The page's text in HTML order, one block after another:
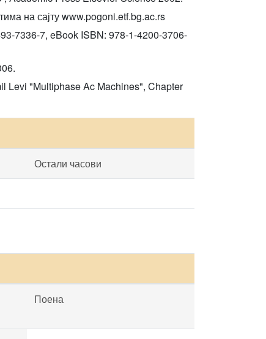
на сајту www.pogoni.etf.bg.ac.rs
7336-7, eBook ISBN: 978-1-4200-3706-
Levi "Multiphase Ac Machines", Chapter
Остали часови
Поена